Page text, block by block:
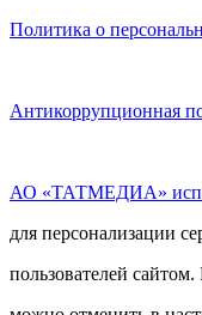
Политика о
Антикоррупционная
АО «ТАТМЕДИА»
для персонализации
пользователей